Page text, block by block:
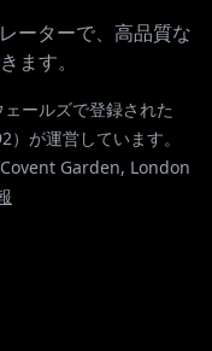
ーターで、高品質な
ます。
ールズで登録された
）が運営しています。
Garden, London